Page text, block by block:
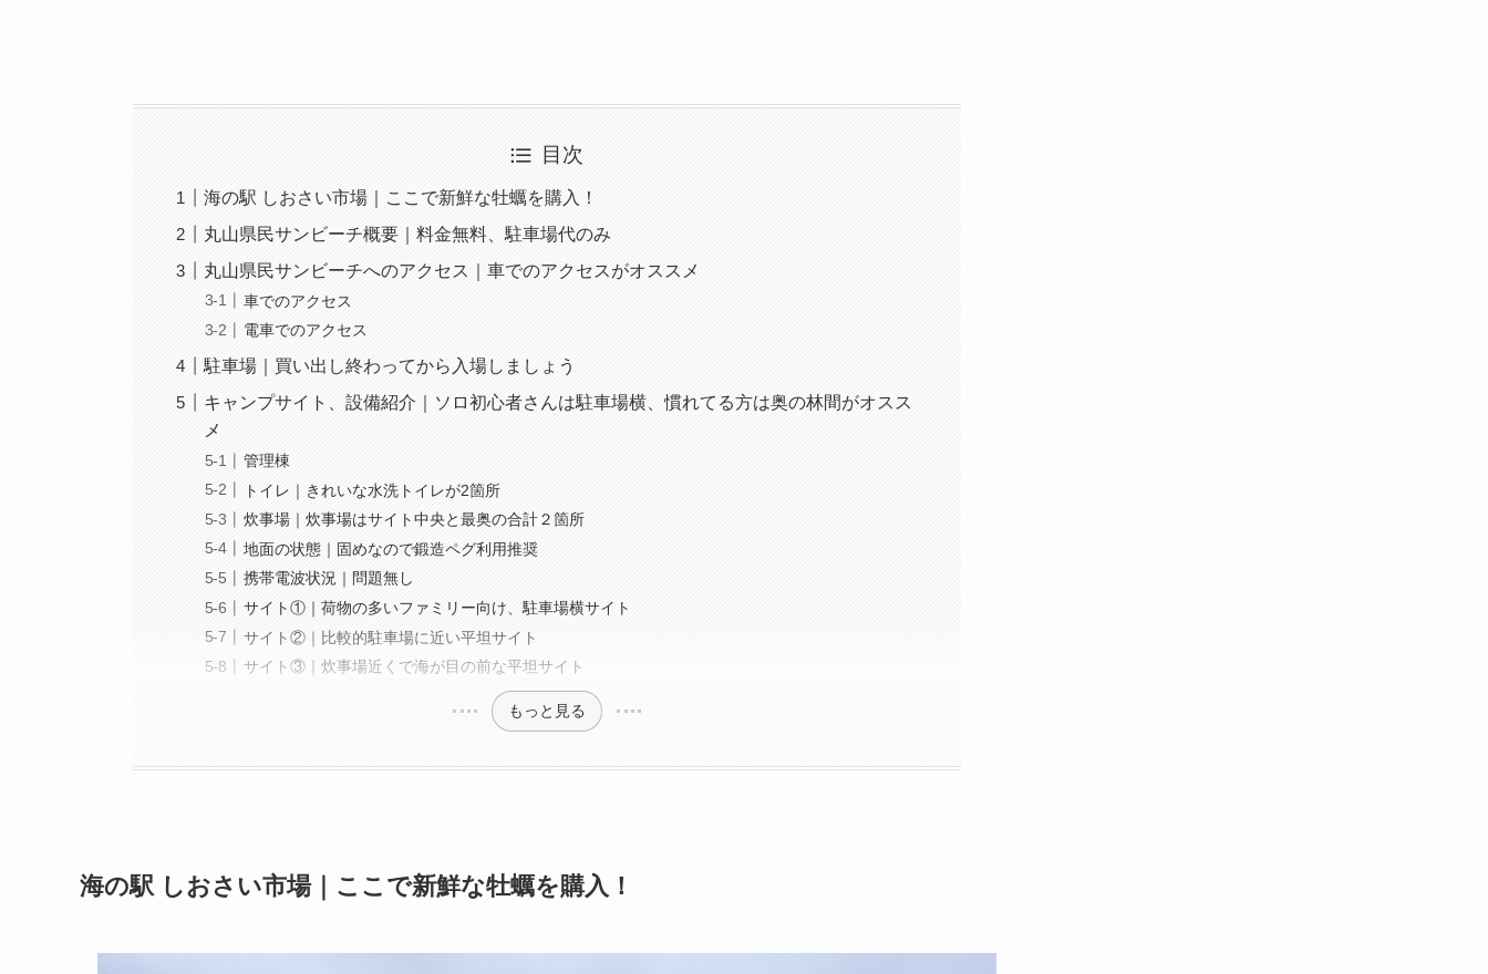
目次
海の駅 しおさい市場｜ここで新鮮な牡蠣を購入！
丸山県民サンビーチ概要｜料金無料、駐車場代のみ
丸山県民サンビーチへのアクセス｜車でのアクセスがオススメ
車でのアクセス
電車でのアクセス
駐車場｜買い出し終わってから入場しましょう
キャンプサイト、設備紹介｜ソロ初心者さんは駐車場横、慣れてる方は奥の林間がオスス
メ
管理棟
トイレ｜きれいな水洗トイレが2箇所
炊事場｜炊事場はサイト中央と最奥の合計２箇所
地面の状態｜固めなので鍛造ペグ利用推奨
携帯電波状況｜問題無し
サイト①｜荷物の多いファミリー向け、駐車場横サイト
サイト②｜比較的駐車場に近い平坦サイト
サイト③｜炊事場近くで海が目の前な平坦サイト
もっと見る
海の駅 しおさい市場｜ここで新鮮な牡蠣を購入！